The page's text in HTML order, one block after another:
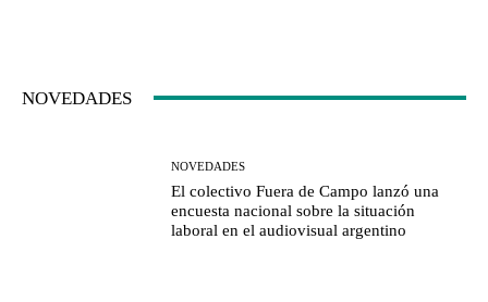
NOVEDADES
NOVEDADES
El colectivo Fuera de Campo lanzó una
encuesta nacional sobre la situación
laboral en el audiovisual argentino